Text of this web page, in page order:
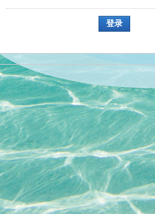
登录